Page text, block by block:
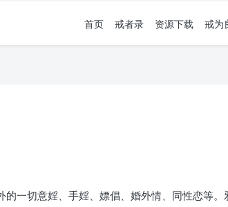
首页 戒者录 资源下载 戒为
一切意婬、手婬、嫖倡、婚外情、同性恋等。